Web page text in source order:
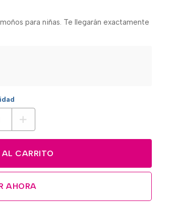
para niñas. Te llegarán exactamente
CARRITO
AHORA